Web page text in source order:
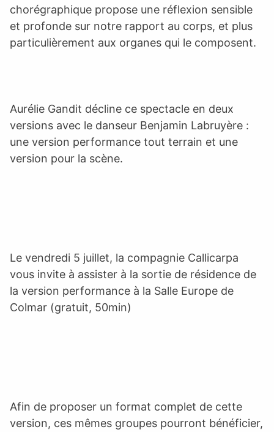
chorégraphique propose une réflexion sensible
et profonde sur notre rapport au corps, et plus
particulièrement aux organes qui le composent.
Aurélie Gandit décline ce spectacle en deux
versions avec le danseur Benjamin Labruyère :
une version performance tout terrain et une
version pour la scène.
Le vendredi 5 juillet, la compagnie Callicarpa
vous invite à assister à la sortie de résidence de
la version performance à la Salle Europe de
Colmar (gratuit, 50min)
Afin de proposer un format complet de cette
version, ces mêmes groupes pourront bénéficier,